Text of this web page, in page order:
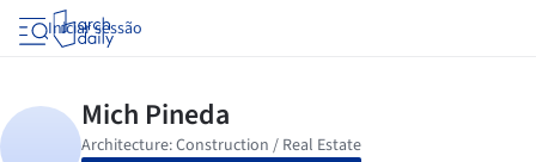
Iniciar sessão